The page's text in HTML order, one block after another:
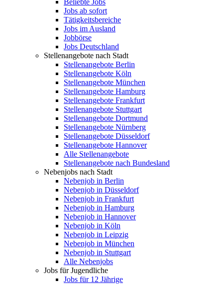
Beliebte Jobs
Jobs ab sofort
Tätigkeitsbereiche
Jobs im Ausland
Jobbörse
Jobs Deutschland
Stellenangebote nach Stadt
Stellenangebote Berlin
Stellenangebote Köln
Stellenangebote München
Stellenangebote Hamburg
Stellenangebote Frankfurt
Stellenangebote Stuttgart
Stellenangebote Dortmund
Stellenangebote Nürnberg
Stellenangebote Düsseldorf
Stellenangebote Hannover
Alle Stellenangebote
Stellenangebote nach Bundesland
Nebenjobs nach Stadt
Nebenjob in Berlin
Nebenjob in Düsseldorf
Nebenjob in Frankfurt
Nebenjob in Hamburg
Nebenjob in Hannover
Nebenjob in Köln
Nebenjob in Leipzig
Nebenjob in München
Nebenjob in Stuttgart
Alle Nebenjobs
Jobs für Jugendliche
Jobs für 12 Jährige